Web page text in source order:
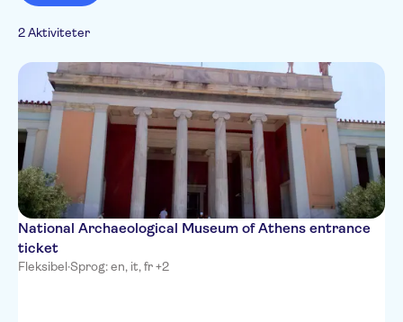
Spring linjen over
Italian
2 Aktiviteter
National Archaeological Museum of Athens entrance
ticket
Fleksibel·Sprog: en, it, fr +2